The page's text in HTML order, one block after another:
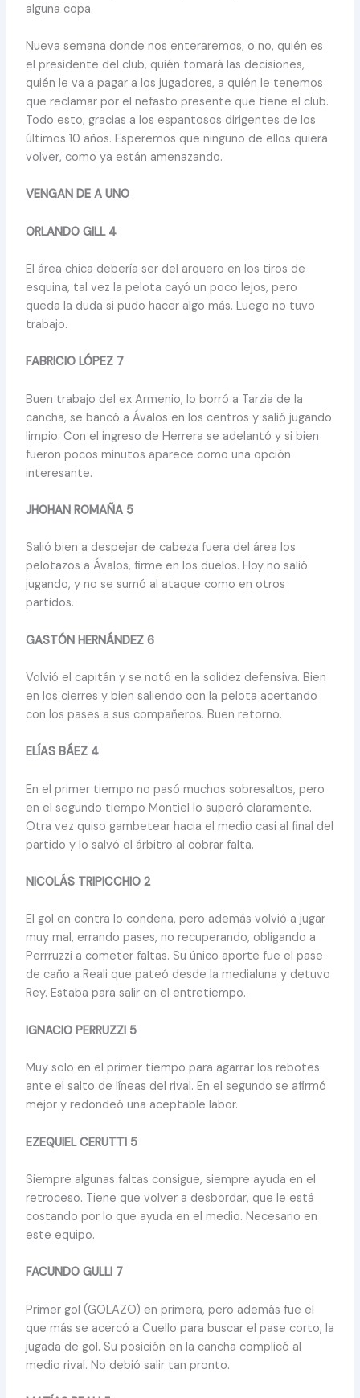
alguna copa.
Nueva semana donde nos enteraremos, o no, quién es
el presidente del club, quién tomará las decisiones,
quién le va a pagar a los jugadores, a quién le tenemos
que reclamar por el nefasto presente que tiene el club.
Todo esto, gracias a los espantosos dirigentes de los
últimos 10 años. Esperemos que ninguno de ellos quiera
volver, como ya están amenazando.
VENGAN DE A UNO
ORLANDO GILL 4
El área chica debería ser del arquero en los tiros de
esquina, tal vez la pelota cayó un poco lejos, pero
queda la duda si pudo hacer algo más. Luego no tuvo
trabajo.
FABRICIO LÓPEZ 7
Buen trabajo del ex Armenio, lo borró a Tarzia de la
cancha, se bancó a Ávalos en los centros y salió jugando
limpio. Con el ingreso de Herrera se adelantó y si bien
fueron pocos minutos aparece como una opción
interesante.
JHOHAN ROMAÑA 5
Salió bien a despejar de cabeza fuera del área los
pelotazos a Ávalos, firme en los duelos. Hoy no salió
jugando, y no se sumó al ataque como en otros
partidos.
GASTÓN HERNÁNDEZ 6
Volvió el capitán y se notó en la solidez defensiva. Bien
en los cierres y bien saliendo con la pelota acertando
con los pases a sus compañeros. Buen retorno.
ELÍAS BÁEZ 4
En el primer tiempo no pasó muchos sobresaltos, pero
en el segundo tiempo Montiel lo superó claramente.
Otra vez quiso gambetear hacia el medio casi al final del
partido y lo salvó el árbitro al cobrar falta.
NICOLÁS TRIPICCHIO 2
El gol en contra lo condena, pero además volvió a jugar
muy mal, errando pases, no recuperando, obligando a
Perrruzzi a cometer faltas. Su único aporte fue el pase
de caño a Reali que pateó desde la medialuna y detuvo
Rey. Estaba para salir en el entretiempo.
IGNACIO PERRUZZI 5
Muy solo en el primer tiempo para agarrar los rebotes
ante el salto de líneas del rival. En el segundo se afirmó
mejor y redondeó una aceptable labor.
EZEQUIEL CERUTTI 5
Siempre algunas faltas consigue, siempre ayuda en el
retroceso. Tiene que volver a desbordar, que le está
costando por lo que ayuda en el medio. Necesario en
este equipo.
FACUNDO GULLI 7
Primer gol (GOLAZO) en primera, pero además fue el
que más se acercó a Cuello para buscar el pase corto, la
jugada de gol. Su posición en la cancha complicó al
medio rival. No debió salir tan pronto.